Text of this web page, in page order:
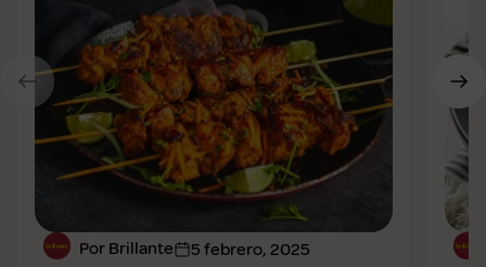
Por Brillante
5 febrero, 2025